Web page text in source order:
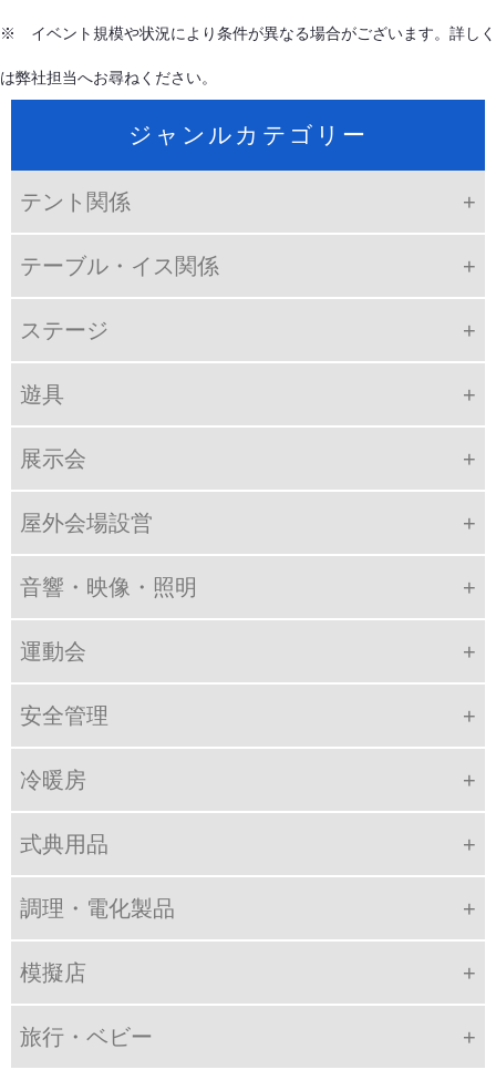
ジャンルカテゴリー
テント関係
テーブル・イス関係
ステージ
遊具
展示会
屋外会場設営
音響・映像・照明
運動会
安全管理
冷暖房
式典用品
調理・電化製品
模擬店
旅行・ベビー
※ イベント規模や状況により条件が異なる場合がございます。詳しく
は弊社担当へお尋ねください。